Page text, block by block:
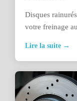
Disques
votre freinage
Lire la suite →